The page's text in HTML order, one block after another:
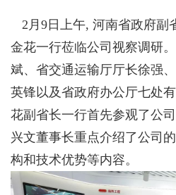
2月 9 日上午, 河南省政府副
金花一行莅临公司视察调研
斌、省交通运输厅厅长徐强
英锋以及省政府办公厅七处
花副省长一行首先参观了公
兴文董事长重点介绍了公司
构和技术优势等内容。